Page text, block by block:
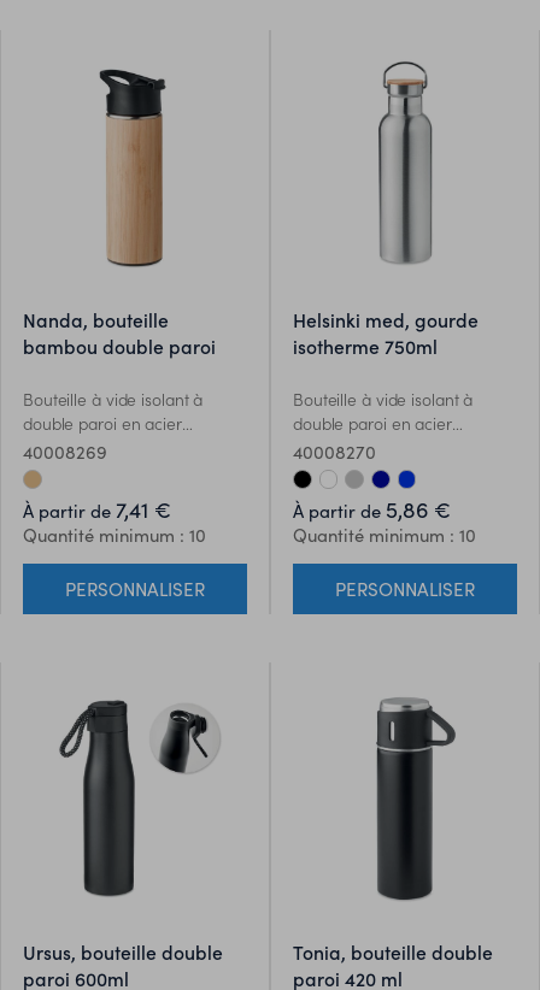
nanda, bouteille
bambou double paroi
Bouteille à vide isolant à
double paroi en acier
inoxydable avec couverture
extérieure en bambou et
couvercle en PP. Capacité :
450 ml. Anti fuite. Le bambou
est un produit naturel, et
présente de légères variations
de couleur, de décoration et
de tailles.
40008269
À partir de 7,41 €
Quantité minimum : 10
PERSONNALISER
helsinki med, gourde
isotherme 750ml
Bouteille à vide isolant à
double paroi en acier
inoxydable avec couvercle en
bambou et poignée de
transport. Capacité : 750 ml.
Anti fuite. Le bambou est un
produit naturel, et présente
de légères variations de
couleur, de décoration et de
tailles.
40008270
À partir de 5,86 €
Quantité minimum : 10
PERSONNALISER
ursus, bouteille double
paroi 600ml
tonia, bouteille double
paroi 420 ml